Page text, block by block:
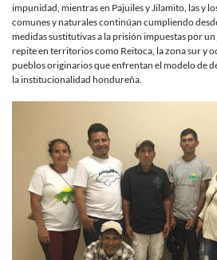
impunidad, mientras en Pajuiles y Jilamito, las y
comunes y naturales continúan cumpliendo
medidas sustitutivas a la prisión impuestas por
repite en territorios como Reitoca, la zona sur y
pueblos originarios que enfrentan el modelo de
la institucionalidad hondureña.